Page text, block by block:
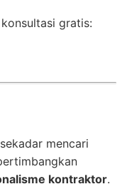
gratis:
mencari
kontraktor.